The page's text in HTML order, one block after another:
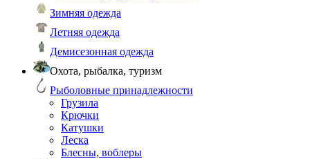
Зимняя одежда
Летняя одежда
Демисезонная одежда
Охота, рыбалка, туризм
Рыболовные принадлежности
Грузила
Крючки
Катушки
Леска
Блесны, воблеры